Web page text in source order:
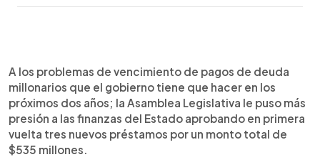
Escuchar artículo
A los problemas de vencimiento de pagos de deuda
millonarios que el gobierno tiene que hacer en los
próximos dos años; la Asamblea Legislativa le puso más
presión a las finanzas del Estado aprobando en primera
vuelta tres nuevos préstamos por un monto total de
$535 millones.